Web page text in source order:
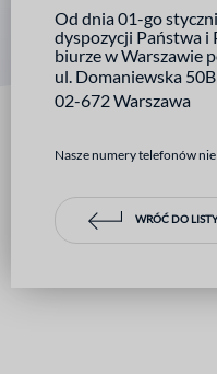
Od dnia 01-go
dyspozycji Państwa
biurze w Warszawie
ul. Domaniewska 50B
02-672 Warszawa
Nasze numery telefonów nie
WRÓĆ DO